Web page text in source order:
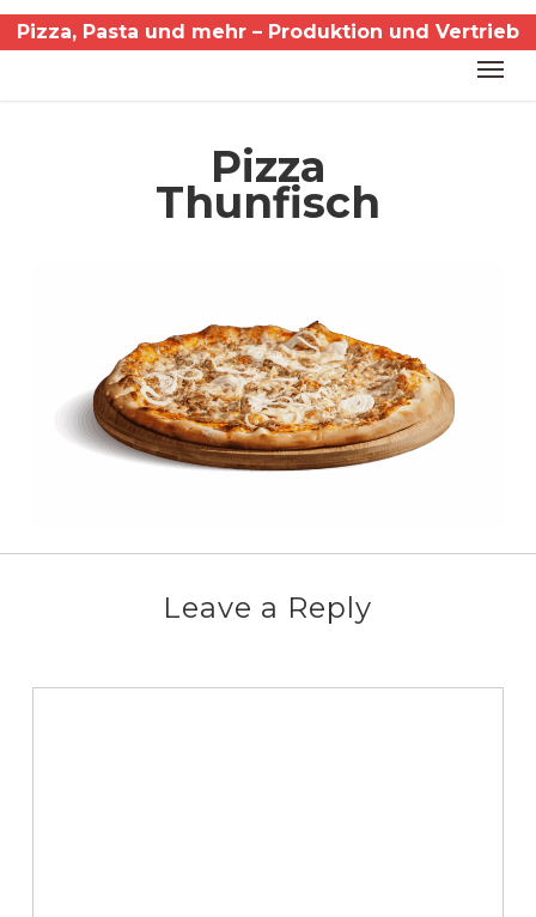
Skip
toPizza, Pasta und mehr – Produktion und Vertrieb
Pizza
Thunfisch
Leave a Reply